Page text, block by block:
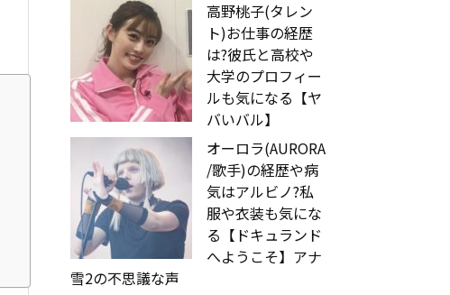
高野桃子(タレン
ト)お仕事の経歴
は?彼氏と高校や
大学のプロフィー
ルも気になる【ヤ
バいバル】
オーロラ(AURORA
/歌手)の経歴や病
気はアルビノ?私
服や衣装も気にな
る【ドキュランド
へようこそ】アナ
雪2の不思議な声